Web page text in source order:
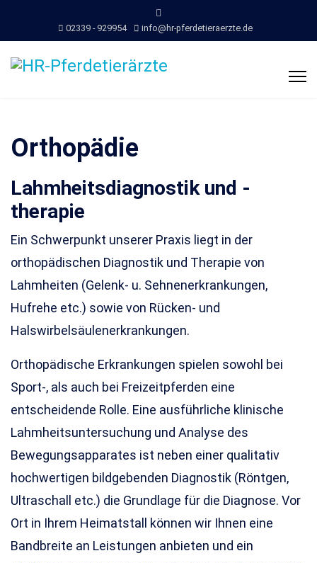
02339 - 929954 info@hr-pferdetieraerzte.de
Orthopädie
Lahmheitsdiagnostik und -
therapie
Ein Schwerpunkt unserer Praxis liegt in der
orthopädischen Diagnostik und Therapie von
Lahmheiten (Gelenk- u. Sehnenerkrankungen,
Hufrehe etc.) sowie von Rücken- und
Halswirbelsäulenerkrankungen.
Orthopädische Erkrankungen spielen sowohl bei
Sport-, als auch bei Freizeitpferden eine
entscheidende Rolle. Eine ausführliche klinische
Lahmheitsuntersuchung und Analyse des
Bewegungsapparates ist neben einer qualitativ
hochwertigen bildgebenden Diagnostik (Röntgen,
Ultraschall etc.) die Grundlage für die Diagnose. Vor
Ort in Ihrem Heimatstall können wir Ihnen eine
Bandbreite an Leistungen anbieten und ein